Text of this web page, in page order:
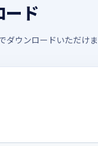
ード
ダウンロードいただけ